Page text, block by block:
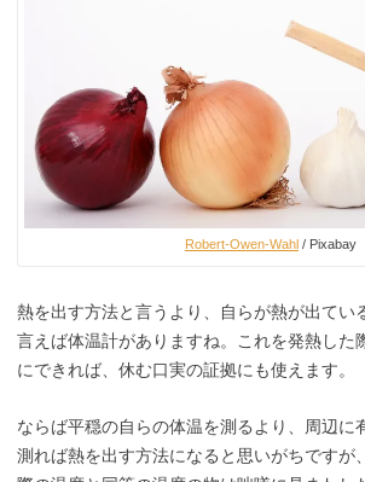
Robert-Owen-Wahl / Pixabay
熱を出す方法と言うより、自らが熱が出てい
言えば体温計がありますね。これを発熱した
にできれば、休む口実の証拠にも使えます。
ならば平穏の自らの体温を測るより、周辺に
測れば熱を出す方法になると思いがちですが